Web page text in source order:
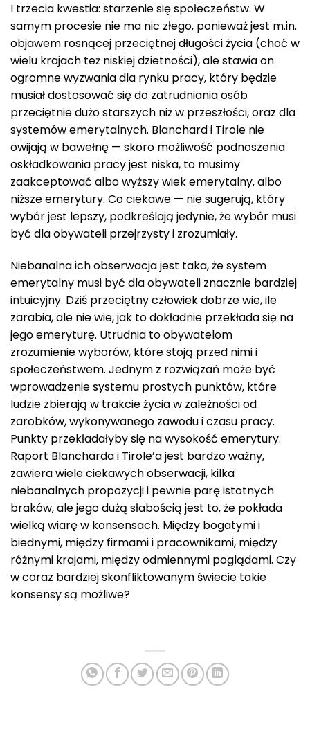
I trzecia kwestia: starzenie się społeczeństw. W
samym procesie nie ma nic złego, ponieważ jest m.in.
objawem rosnącej przeciętnej długości życia (choć w
wielu krajach też niskiej dzietności), ale stawia on
ogromne wyzwania dla rynku pracy, który będzie
musiał dostosować się do zatrudniania osób
przeciętnie dużo starszych niż w przeszłości, oraz dla
systemów emerytalnych. Blanchard i Tirole nie
owijają w bawełnę — skoro możliwość podnoszenia
oskładkowania pracy jest niska, to musimy
zaakceptować albo wyższy wiek emerytalny, albo
niższe emerytury. Co ciekawe — nie sugerują, który
wybór jest lepszy, podkreślają jedynie, że wybór musi
być dla obywateli przejrzysty i zrozumiały.
Niebanalna ich obserwacja jest taka, że system
emerytalny musi być dla obywateli znacznie bardziej
intuicyjny. Dziś przeciętny człowiek dobrze wie, ile
zarabia, ale nie wie, jak to dokładnie przekłada się na
jego emeryturę. Utrudnia to obywatelom
zrozumienie wyborów, które stoją przed nimi i
społeczeństwem. Jednym z rozwiązań może być
wprowadzenie systemu prostych punktów, które
ludzie zbierają w trakcie życia w zależności od
zarobków, wykonywanego zawodu i czasu pracy.
Punkty przekładałyby się na wysokość emerytury.
Raport Blancharda i Tirole’a jest bardzo ważny,
zawiera wiele ciekawych obserwacji, kilka
niebanalnych propozycji i pewnie parę istotnych
braków, ale jego dużą słabością jest to, że pokłada
wielką wiarę w konsensach. Między bogatymi i
biednymi, między firmami i pracownikami, między
różnymi krajami, między odmiennymi poglądami. Czy
w coraz bardziej skonfliktowanym świecie takie
konsensy są możliwe?